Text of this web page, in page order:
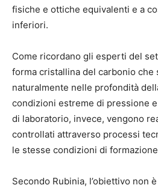
fisiche e ottiche equivalenti e a
inferiori.
Come ricordano gli esperti del
forma cristallina del carbonio che
naturalmente nelle profondità
condizioni estreme di pressione
di laboratorio, invece, vengono
controllati attraverso processi
le stesse condizioni di
Secondo Rubinia, l’obiettivo non